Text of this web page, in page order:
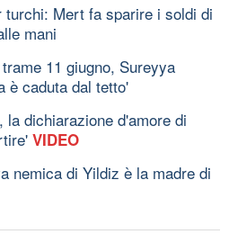
turchi: Mert fa sparire i soldi di
mani
11 giugno, Sureyya
è caduta dal tetto'
la dichiarazione d'amore di
VIDEO
nemica di Yildiz è la madre di